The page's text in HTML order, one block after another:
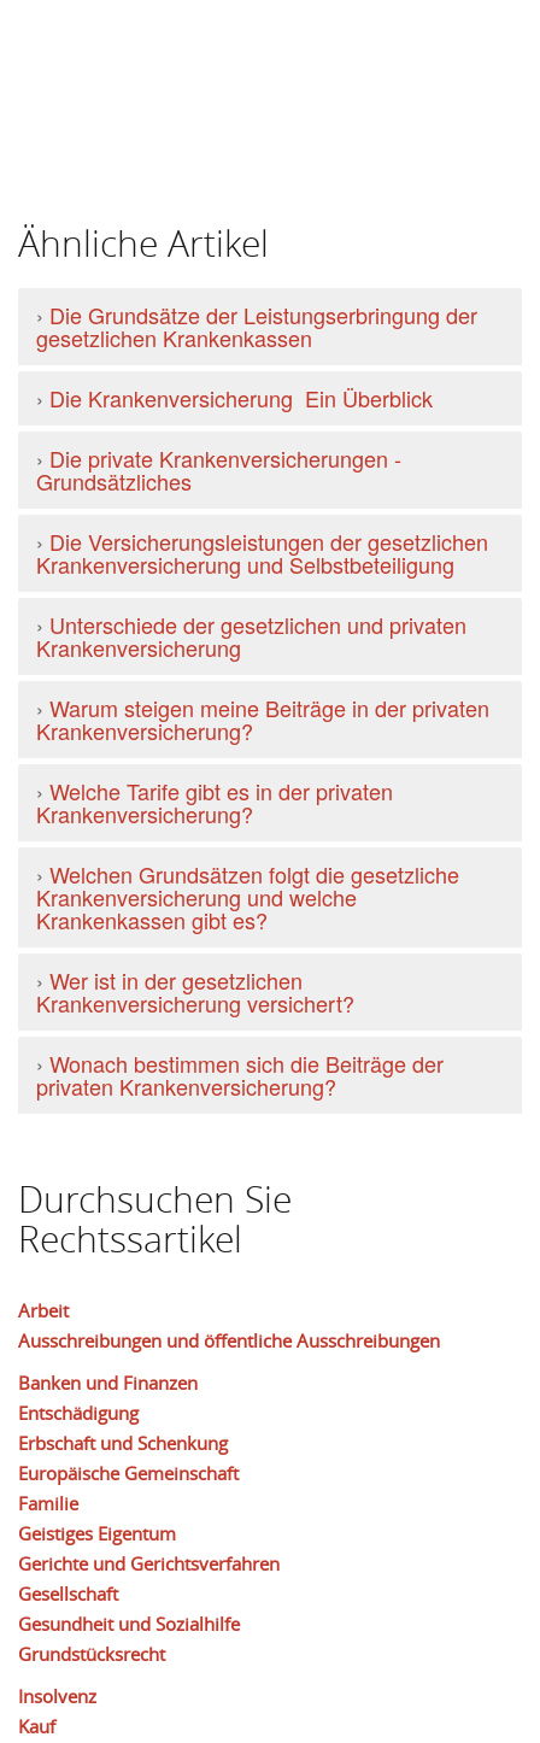
Ähnliche Artikel
› Die Grundsätze der Leistungserbringung der
gesetzlichen Krankenkassen
› Die Krankenversicherung  Ein Überblick
› Die private Krankenversicherungen -
Grundsätzliches
› Die Versicherungsleistungen der gesetzlichen
Krankenversicherung und Selbstbeteiligung
› Unterschiede der gesetzlichen und privaten
Krankenversicherung
› Warum steigen meine Beiträge in der privaten
Krankenversicherung?
› Welche Tarife gibt es in der privaten
Krankenversicherung?
› Welchen Grundsätzen folgt die gesetzliche
Krankenversicherung und welche
Krankenkassen gibt es?
› Wer ist in der gesetzlichen
Krankenversicherung versichert?
› Wonach bestimmen sich die Beiträge der
privaten Krankenversicherung?
Durchsuchen Sie
Rechtssartikel
Arbeit
Ausschreibungen und öffentliche Ausschreibungen
Banken und Finanzen
Entschädigung
Erbschaft und Schenkung
Europäische Gemeinschaft
Familie
Geistiges Eigentum
Gerichte und Gerichtsverfahren
Gesellschaft
Gesundheit und Sozialhilfe
Grundstücksrecht
Insolvenz
Kauf